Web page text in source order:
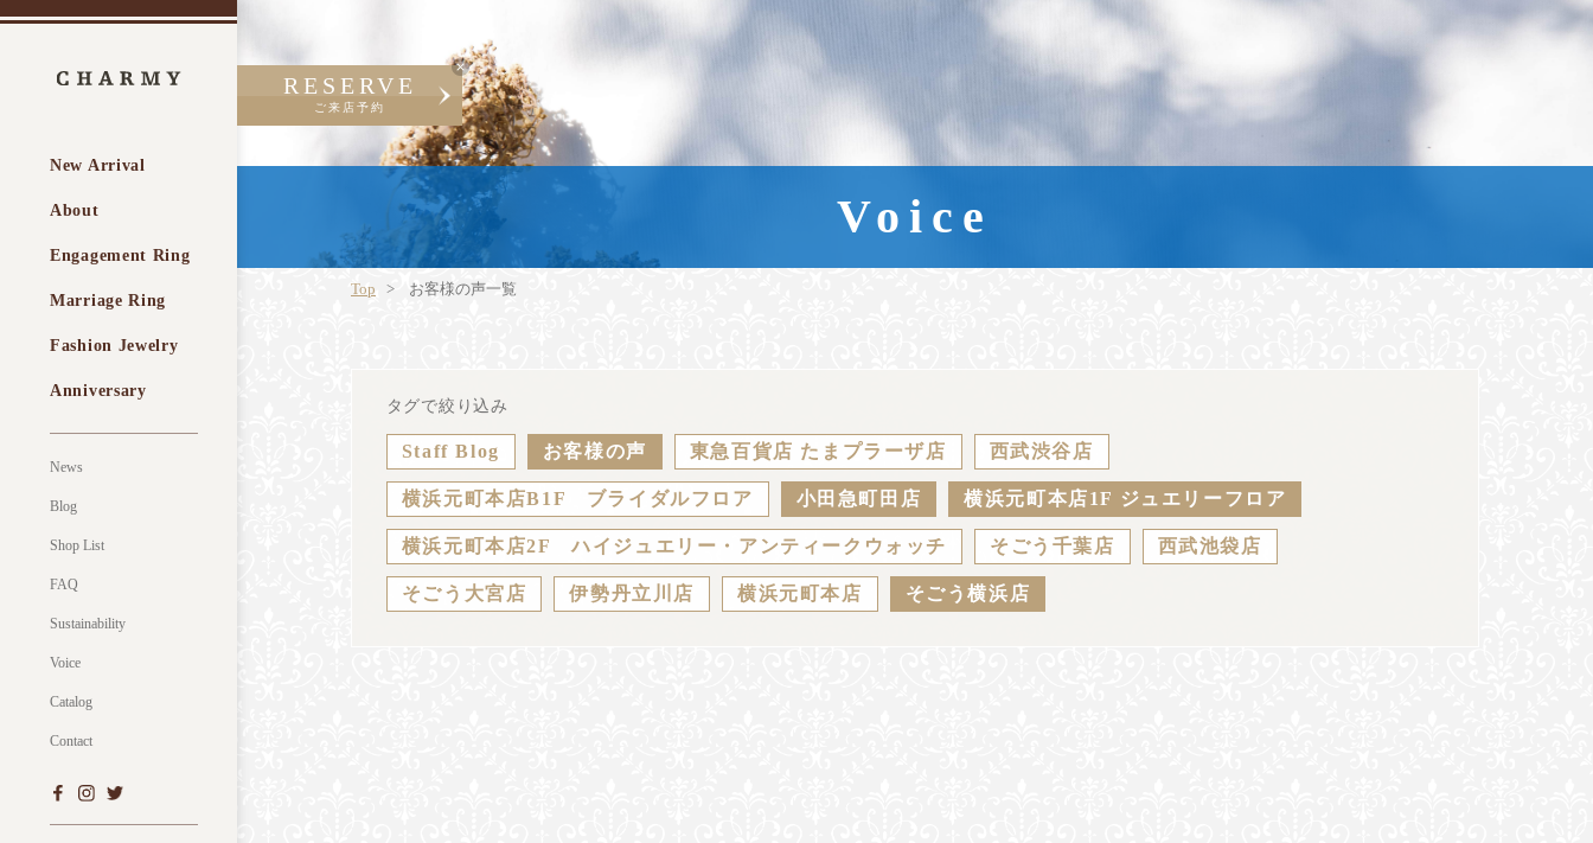
New Arrival
About
Engagement Ring
Marriage Ring
Fashion Jewelry
Anniversary
News
Blog
Shop List
FAQ
Sustainability
Voice
Catalog
Contact
RESERVE
ご来店予約
Voice
Top お客様の声一覧
タグで絞り込み
Staff Blog お客様の声 東急百貨店 たまプラーザ店 西武渋谷店
横浜元町本店B1F ブライダルフロア 小田急町田店 横浜元町本店1F ジュエリーフロア
横浜元町本店2F ハイジュエリー・アンティークウォッチ そごう千葉店 西武池袋店
そごう大宮店 伊勢丹立川店 横浜元町本店 そごう横浜店